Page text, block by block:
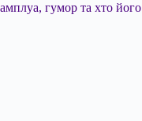
гумор та хто